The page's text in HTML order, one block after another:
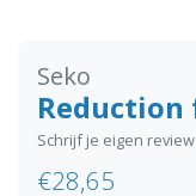
Seko
Reduction
Schrijf je eigen review
€28,65